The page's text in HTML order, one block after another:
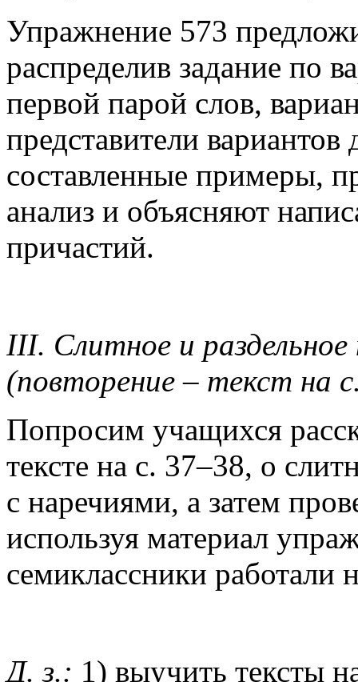
Упражнение 573
распределив задание по
первой парой слов,
представители
составленные примеры,
анализ и объясняют
причастий.
III. Слитное и раздельное
(повторение – текст на
Попросим учащихся
тексте на с. 37–38, о
с наречиями, а затем
используя материал
семиклассники работали
Д. з.: 1) выучить тексты